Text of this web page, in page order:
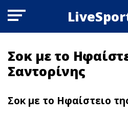
Σoκ με το
Σαντορίνης
Σoκ με το Hφαίστειο